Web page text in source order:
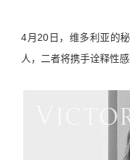
4月20日，维多利亚的
人，二者将携手诠释性感